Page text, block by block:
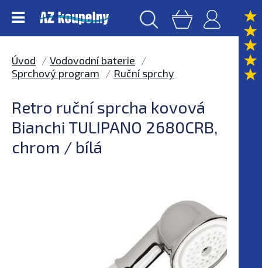
Úvod
Vodovodní baterie
Sprchový program
Ruční sprchy
Retro ruční sprcha kovová
Bianchi TULIPANO 2680CRB,
chrom / bílá